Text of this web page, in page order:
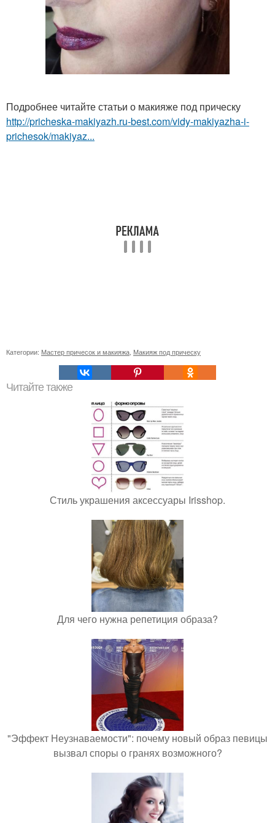
Подробнее читайте статьи о макияже под прическу
http://pricheska-makiyazh.ru-best.com/vidy-makiyazha-i-
prichesok/makiyaz...
Категории: Мастер причесок и макияжа Макияж под прическу
Читайте также
Стиль украшения аксессуары Irisshop.
Для чего нужна репетиция образа?
"Эффект Неузнаваемости": почему новый образ певицы
вызвал споры о гранях возможного?